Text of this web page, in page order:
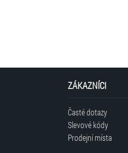
ZÁKAZNÍCI
Časté dotazy
Slevové kódy
Prodejní místa